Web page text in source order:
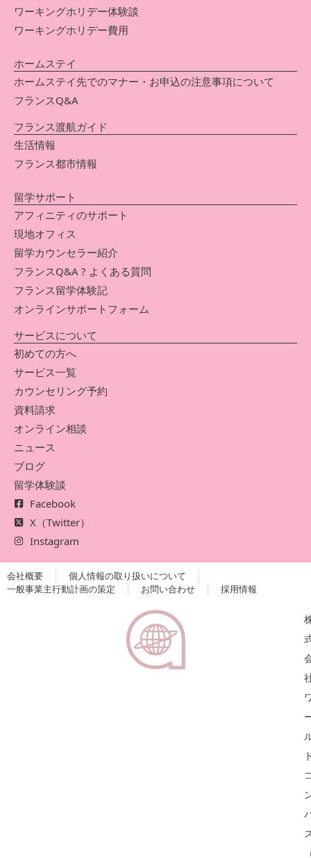
ワーキングホリデー体験談
ワーキングホリデー費用
ホームステイ
ホームステイ先でのマナー・お申込の注意事項について
フランスQ&A
フランス渡航ガイド
生活情報
フランス都市情報
留学サポート
アフィニティのサポート
現地オフィス
留学カウンセラー紹介
フランスQ&A ? よくある質問
フランス留学体験記
オンラインサポートフォーム
サービスについて
初めての方へ
サービス一覧
カウンセリング予約
資料請求
オンライン相談
ニュース
ブログ
留学体験談
Facebook
X（Twitter）
Instagram
会社概要
個人情報の取り扱いについて
一般事業主行動計画の策定
お問い合わせ 採用情報